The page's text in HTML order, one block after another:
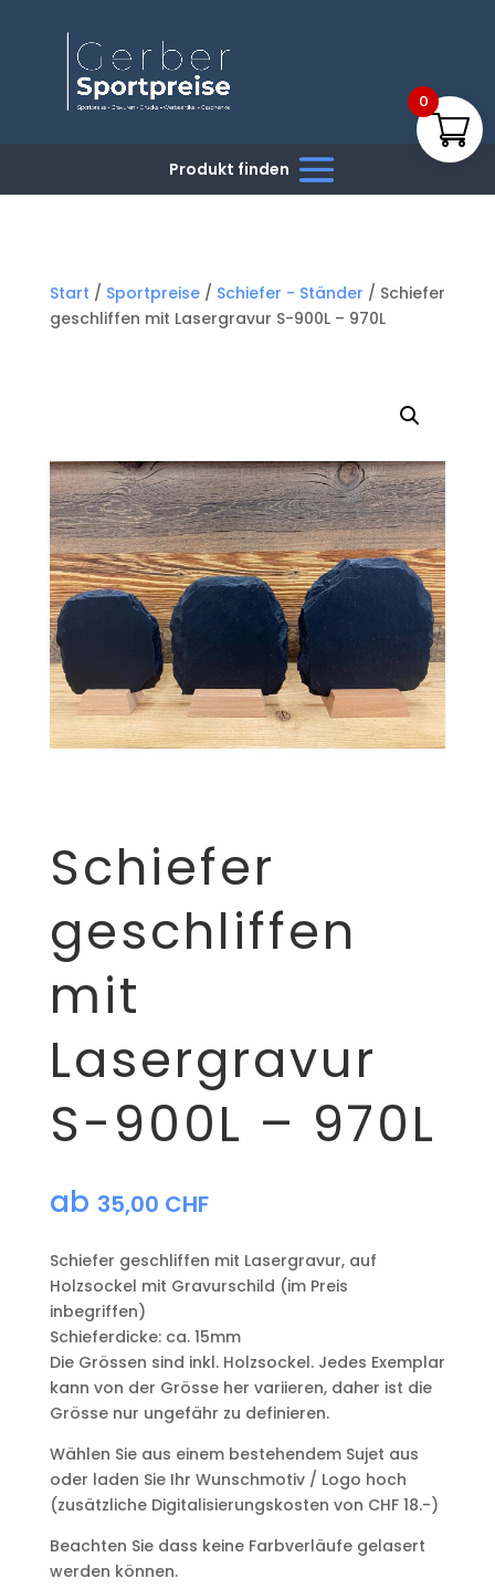
Start / Sportpreise/ Schiefer - Ständer / Schiefer
geschliffen mit Lasergravur S-900L – 970L
Schiefer
geschliffen
mit
Lasergravur
S-900L – 970L
ab 35,00 CHF
Schiefer geschliffen mit Lasergravur, auf
Holzsockel mit Gravurschild (im Preis
inbegriffen)
Schieferdicke: ca. 15mm
Die Grössen sind inkl. Holzsockel. Jedes Exemplar
kann von der Grösse her variieren, daher ist die
Grösse nur ungefähr zu definieren.
Wählen Sie aus einem bestehendem Sujet aus
oder laden Sie Ihr Wunschmotiv / Logo hoch
(zusätzliche Digitalisierungskosten von CHF 18.-)
Beachten Sie dass keine Farbverläufe gelasert
werden können.
0